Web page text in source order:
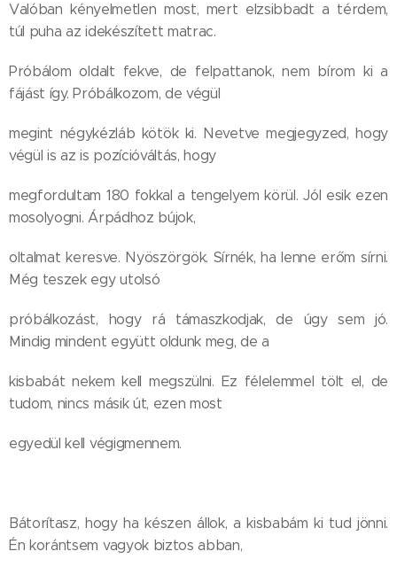
Valóban kényelmetlen most, mert elzsibbadt a térdem,
túl puha az idekészített matrac.
Próbálom oldalt fekve, de felpattanok, nem bírom ki a
fájást így. Próbálkozom, de végül
megint négykézláb kötök ki. Nevetve megjegyzed, hogy
végül is az is pozícióváltás, hogy
megfordultam 180 fokkal a tengelyem körül. Jól esik ezen
mosolyogni. Árpádhoz bújok,
oltalmat keresve. Nyöszörgök. Sírnék, ha lenne erőm sírni.
Még teszek egy utolsó
próbálkozást, hogy rá támaszkodjak, de úgy sem jó.
Mindig mindent együtt oldunk meg, de a
kisbabát nekem kell megszülni. Ez félelemmel tölt el, de
tudom, nincs másik út, ezen most
egyedül kell végigmennem.
Bátorítasz, hogy ha készen állok, a kisbabám ki tud jönni.
Én korántsem vagyok biztos abban,